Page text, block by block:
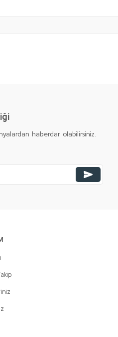
haberdar olabilirsiniz.